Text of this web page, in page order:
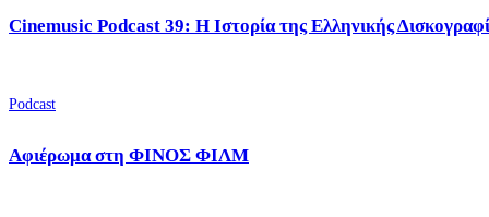
Cinemusic Podcast 39: Η Ιστορία της Ελληνικής
Podcast
Αφιέρωμα στη ΦΙΝΟΣ ΦΙΛΜ